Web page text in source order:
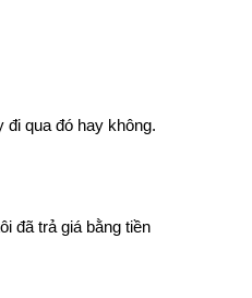
đi qua đó hay không.
đã trả giá bằng tiền